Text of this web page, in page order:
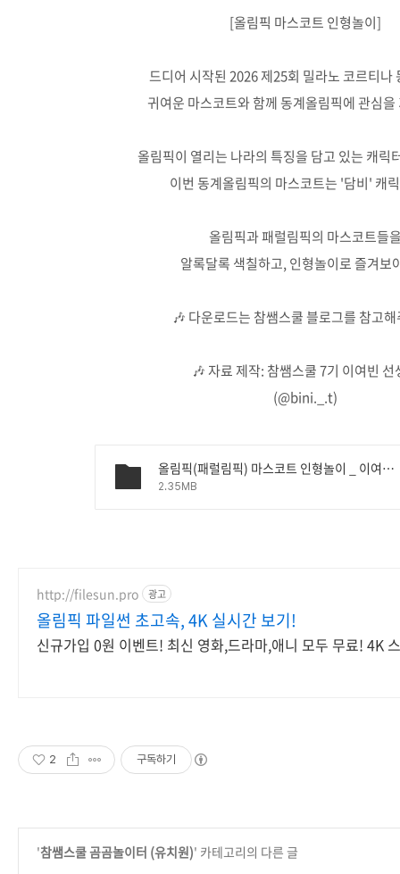
[올림픽 마스코트 인형놀이]
드디어 시작된 2026 제25회 밀라노 코르티나
귀여운 마스코트와 함께 동계올림픽에 관심
올림픽이 열리는 나라의 특징을 담고 있는 캐릭
이번 동계올림픽의 마스코트는 '담비' 캐
올림픽과 패럴림픽의 마스코트들
알록달록 색칠하고, 인형놀이로 즐겨보
🎶 다운로드는 참쌤스쿨 블로그를 참고
🎶 자료 제작: 참쌤스쿨 7기 이여빈 선
(@bini._.t)
올림픽(패럴림픽) 마스코트 인형놀이 _ 이여빈.pdf
2.35MB
http://filesun.pro 광고
올림픽 파일썬 초고속, 4K 실시간 보기!
신규가입 0원 이벤트! 최신 영화,드라마,애니 모두 무료! 4K
2 구독하기
'참쌤스쿨 곰곰놀이터 (유치원)' 카테고리의 다른 글